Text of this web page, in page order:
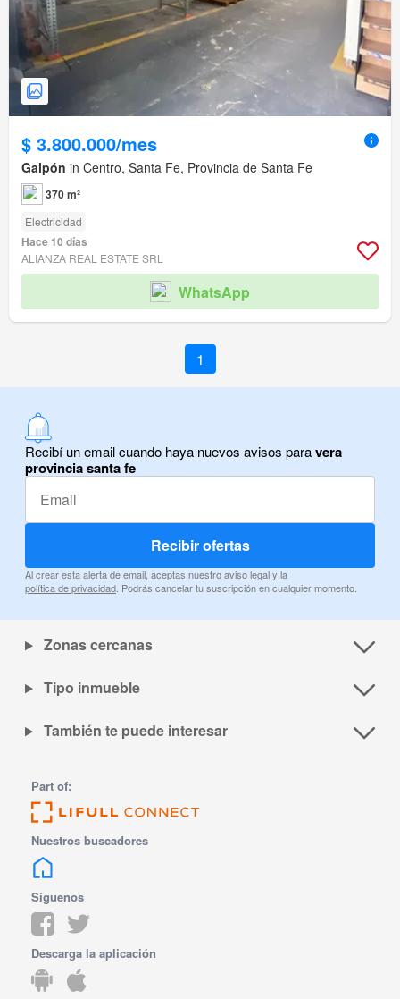
$ 3.800.000/mes
Galpón in Centro, Santa Fe, Provincia de Santa Fe
370 m²
Electricidad
Hace 10 días
ALIANZA REAL ESTATE SRL
WhatsApp
1
Recibí un email cuando haya nuevos avisos paravera
provincia santa fe
Recibir ofertas
Al crear esta alerta de email, aceptas nuestroaviso legaly la
política de privacidad. Podrás cancelar tu suscripción en cualquier momento.
Zonas cercanas
Tipo inmueble
También te puede interesar
Part of:
Nuestros buscadores
Síguenos
Descarga la aplicación